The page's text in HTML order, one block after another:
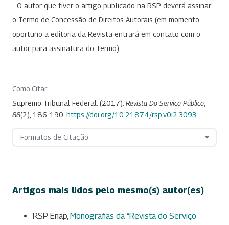
- O autor que tiver o artigo publicado na RSP deverá assinar
o Termo de Concessão de Direitos Autorais (em momento
oportuno a editoria da Revista entrará em contato com o
autor para assinatura do Termo).
Como Citar
Supremo Tribunal Federal. (2017). Revista Do Serviço Público
88(2), 186-190. https://doi.org/10.21874/rsp.v0i2.3093
Formatos de Citação
Artigos mais lidos pelo mesmo(s) autor(es)
RSP Enap, Monografias da “Revista do Serviço